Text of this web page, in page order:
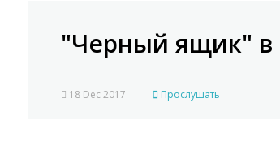
"Черный ящик" в
18 Dec 2017 Прослушать